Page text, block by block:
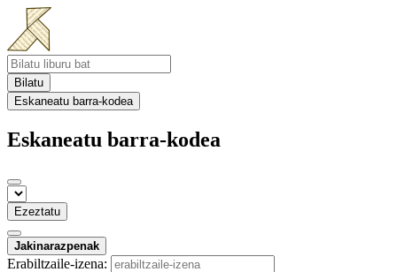
Bilatu
Eskaneatu barra-kodea
Eskaneatu barra-kodea
Ezeztatu
Jakinarazpenak
Erabiltzaile-izena: